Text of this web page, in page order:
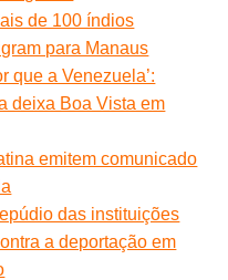
de 100 índios
para Manaus
que a Venezuela’:
deixa Boa Vista em
emitem comunicado
das instituições
a deportação em